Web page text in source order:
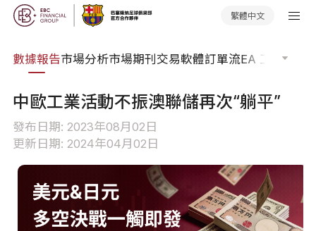
繁體中文
數據報告市場分析市場期刊交易軟體訂單流EA 工具庫
中歐工業活動不振澳聯儲再次“躺平”
發布日期: 2023年08月02日
更新日期: 2024年04月02日